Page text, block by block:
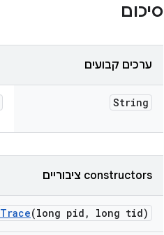
סיכום
ערכים קבועים
String
‫constructors ציבוריים
Trace(long pid , long tid)